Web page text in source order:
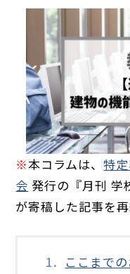
※本コラムは、特
会 発行の『月刊 学
が寄稿した記事を
ここまで